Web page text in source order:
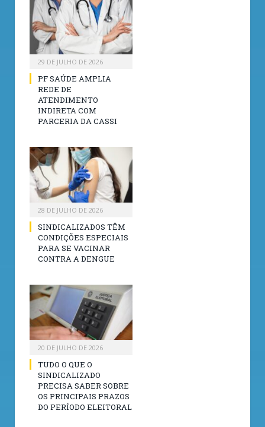
29 DE JULHO DE 2026
PF SAÚDE AMPLIA
REDE DE
ATENDIMENTO
INDIRETA COM
PARCERIA DA CASSI
28 DE JULHO DE 2026
SINDICALIZADOS TÊM
CONDIÇÕES ESPECIAIS
PARA SE VACINAR
CONTRA A DENGUE
20 DE JULHO DE 2026
TUDO O QUE O
SINDICALIZADO
PRECISA SABER SOBRE
OS PRINCIPAIS PRAZOS
DO PERÍODO ELEITORAL